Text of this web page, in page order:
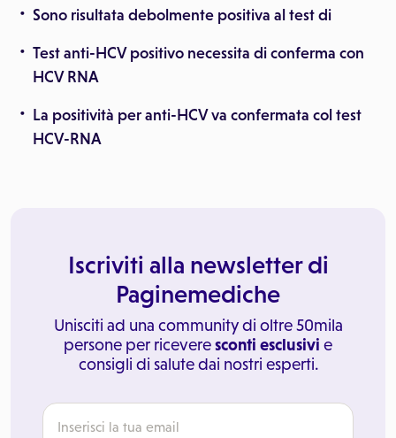
Sono risultata debolmente positiva al test di
Test anti-HCV positivo necessita di conferma con
HCV RNA
La positività per anti-HCV va confermata col test
HCV-RNA
Iscriviti alla newsletter di
Paginemediche
Unisciti ad una community di oltre 50mila
persone per riceveresconti esclusivi e
consigli di salute dai nostri esperti.